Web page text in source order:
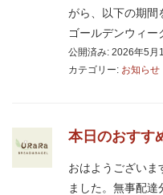
がら、以下の期間
ゴールデンウィ
公開済み: 2026年5月
カテゴリー: お知らせ
本日のおすす
おはようございま
ました。無事配